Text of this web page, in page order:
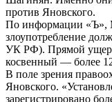
против Яновского.
По информации «Ъ»,
злоупотребление
УК РФ). Прямой ущерб
косвенный — более
В поле зрения
Яновского.
зарегистрировано